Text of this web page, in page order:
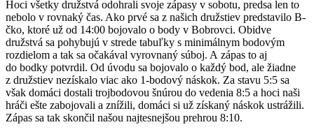
Hoci všetky družstvá odohrali svoje zápasy v sobotu, predsa len to
nebolo v rovnaký čas. Ako prvé sa z našich družstiev predstavilo B-
čko, ktoré už od 14:00 bojovalo o body v Bobrovci. Obidve
družstvá sa pohybujú v strede tabuľky s minimálnym bodovým
rozdielom a tak sa očakával vyrovnaný súboj. A zápas to aj
do bodky potvrdil. Od úvodu sa bojovalo o každý bod, ale žiadne
z družstiev nezískalo viac ako 1-bodový náskok. Za stavu 5:5 sa
však domáci dostali trojbodovou šnúrou do vedenia 8:5 a hoci naši
hráči ešte zabojovali a znížili, domáci si už získaný náskok ustrážili.
Zápas sa tak skončil našou najtesnejšou prehrou 8:10.